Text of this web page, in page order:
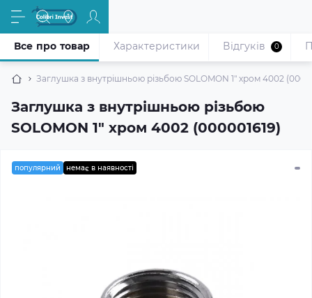
Заглушка з внутрішньою різьбою SOLOMON 1″ хром 4002
Заглушка з внутрішньою різьбою
SOLOMON 1″ хром 4002 (000001619)
Все про товар Характеристики Відгуків 0
популярний немає в наявності